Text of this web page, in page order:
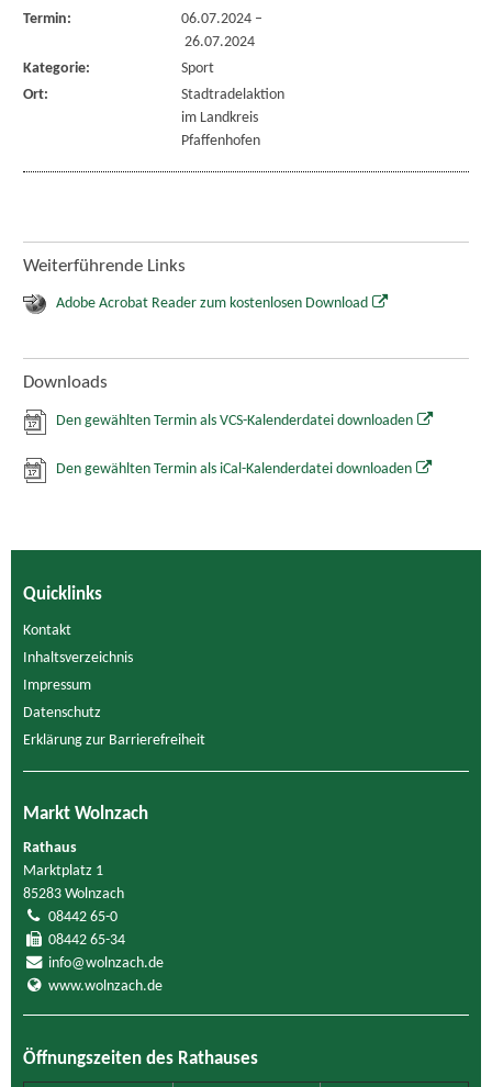
Termin: 06.07.2024–
26.07.2024
Kategorie:
Sport
Ort:
Stadtradelaktion
im Landkreis
Pfaffenhofen
Weiterführende Links
Adobe Acrobat Reader zum kostenlosen Download
Downloads
Den gewählten Termin als VCS-Kalenderdatei downloaden
Den gewählten Termin als iCal-Kalenderdatei downloaden
Quicklinks
Kontakt
Inhaltsverzeichnis
Impressum
Datenschutz
Erklärung zur Barrierefreiheit
Markt Wolnzach
Rathaus
Marktplatz 1
85283 Wolnzach
08442 65-0
08442 65-34
info@wolnzach.de
www.wolnzach.de
Öffnungszeiten des Rathauses